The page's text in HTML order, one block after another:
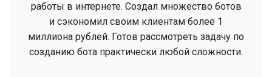
работы в интернете. Создал множество ботов
и сэкономил своим клиентам более 1
миллиона рублей. Готов рассмотреть задачу по
созданию бота практически любой сложности.